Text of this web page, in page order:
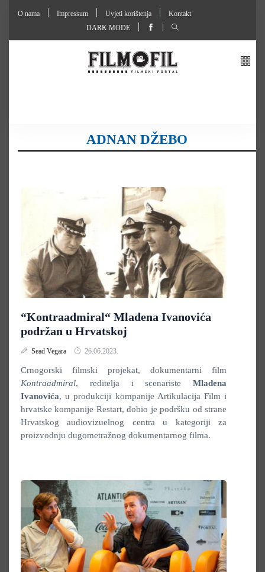
O nama Impressum Uvjeti korištenja
Kontakt
DARK MODE
ADNAN DŽEBO
“Kontraadmiral“ Mladena Ivanovića
podržan u Hrvatskoj
Sead Vegara 26.06.2023.
Crnogorski filmski projekat, dokumentarni film
Kontraadmiral, reditelja i scenariste Mladena
Ivanovića, u produkciji kompanije Artikulacija Film i
hrvatske kompanije Restart, dobio je podršku od strane
Hrvatskog audiovizuelnog centra u kategoriji za
proizvodnju dugometražnog dokumentarnog filma.